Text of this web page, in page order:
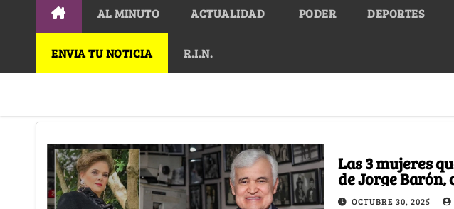
AL MINUTO ACTUALIDAD PODER DEPORTES
ENVIA TU NOTICIA R.I.N.
Las 3 mujeres
de Jorge Barón,
que tuvo 5 hijos
OCTUBRE 30, 2025